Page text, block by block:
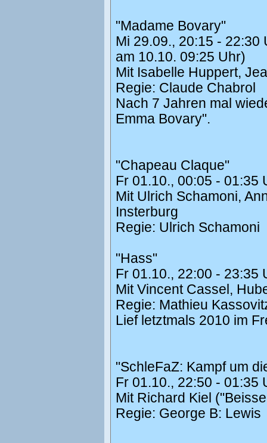
"Madame Bovary"
Mi 29.09., 20:15 - 22:30
am 10.10. 09:25 Uhr)
Mit Isabelle Huppert,
Regie: Claude Chabrol
Nach 7 Jahren mal
Emma Bovary".
"Chapeau Claque"
Fr 01.10., 00:05 - 01:35
Mit Ulrich Schamoni,
Insterburg
Regie: Ulrich Schamoni
"Hass"
Fr 01.10., 22:00 - 23:35
Mit Vincent Cassel,
Regie: Mathieu
Lief letztmals 2010 im
"SchleFaZ: Kampf um
Fr 01.10., 22:50 - 01:35
Mit Richard Kiel
Regie: George B: Lewis